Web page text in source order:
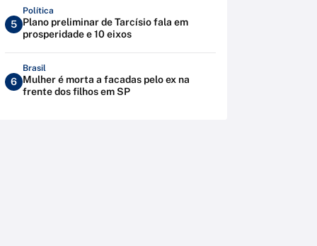
5
Política
Plano preliminar de Tarcísio fala em
prosperidade e 10 eixos
6
Brasil
Mulher é morta a facadas pelo ex na
frente dos filhos em SP